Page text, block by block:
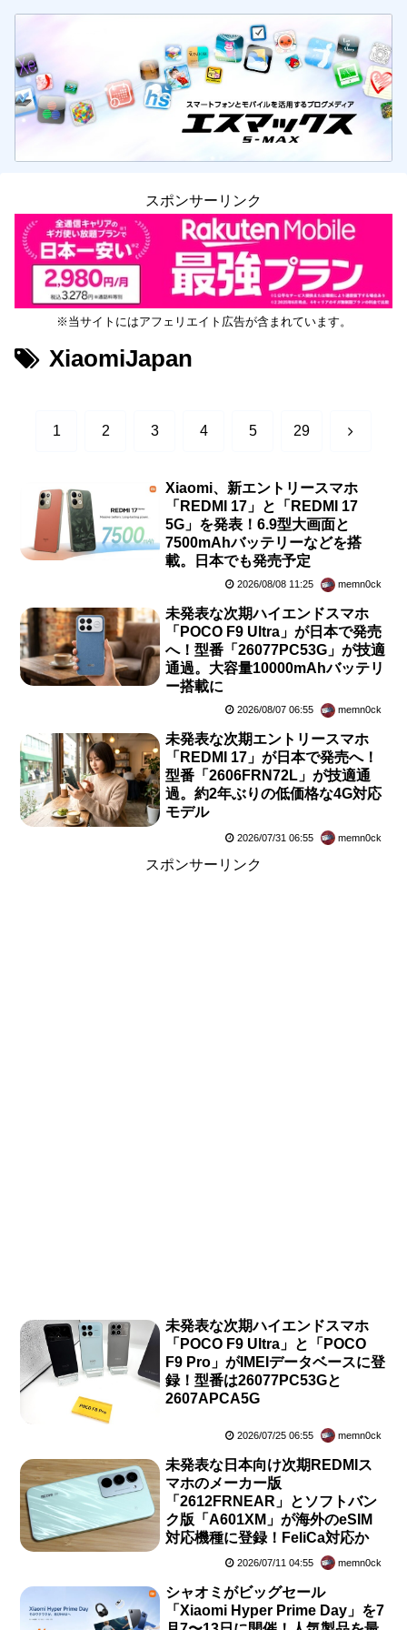
スポンサーリンク
※当サイトにはアフェリエイト広告が含まれています。
XiaomiJapan
1 2 3 4 5 29 次
Xiaomi、新エントリースマホ
「REDMI 17」と「REDMI 17
5G」を発表！6.9型大画面と
7500mAhバッテリーなどを搭
載。日本でも発売予定
2026/08/08 11:25 memn0ck
未発表な次期ハイエンドスマホ
「POCO F9 Ultra」が日本で発売
へ！型番「26077PC53G」が技適
通過。大容量10000mAhバッテリ
ー搭載に
2026/08/07 06:55 memn0ck
未発表な次期エントリースマホ
「REDMI 17」が日本で発売へ！
型番「2606FRN72L」が技適通
過。約2年ぶりの低価格な4G対応
モデル
2026/07/31 06:55 memn0ck
スポンサーリンク
未発表な次期ハイエンドスマホ
「POCO F9 Ultra」と「POCO
F9 Pro」がIMEIデータベースに登
録！型番は26077PC53Gと
2607APCA5G
2026/07/25 06:55 memn0ck
未発表な日本向け次期REDMIス
マホのメーカー版
「2612FRNEAR」とソフトバン
ク版「A601XM」が海外のeSIM
対応機種に登録！FeliCa対応か
2026/07/11 04:55 memn0ck
シャオミがビッグセール
「Xiaomi Hyper Prime Day」を7